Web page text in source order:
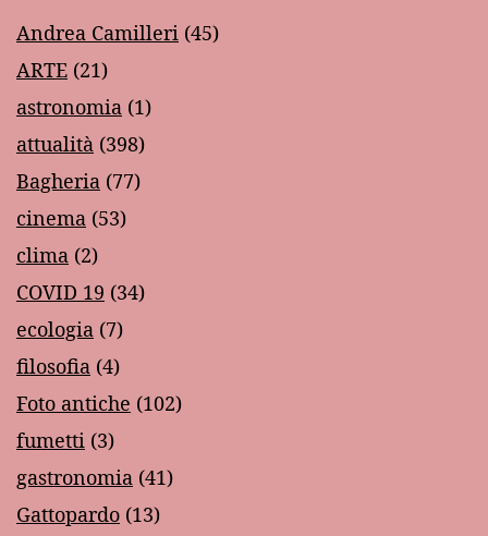
Andrea Camilleri (45)
ARTE (21)
astronomia (1)
attualità (398)
Bagheria (77)
cinema (53)
clima (2)
COVID 19 (34)
ecologia (7)
filosofia (4)
Foto antiche (102)
fumetti (3)
gastronomia (41)
Gattopardo (13)